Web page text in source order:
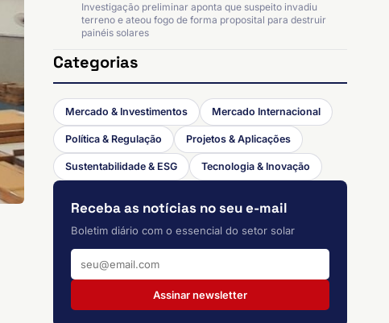
Investigação preliminar aponta que suspeito invadiu
terreno e ateou fogo de forma proposital para destruir
painéis solares
Categorias
Mercado & Investimentos Mercado Internacional
Política & Regulação Projetos & Aplicações
Sustentabilidade & ESG Tecnologia & Inovação
Receba as notícias no seu e-mail
Boletim diário com o essencial do setor solar
Assinar newsletter